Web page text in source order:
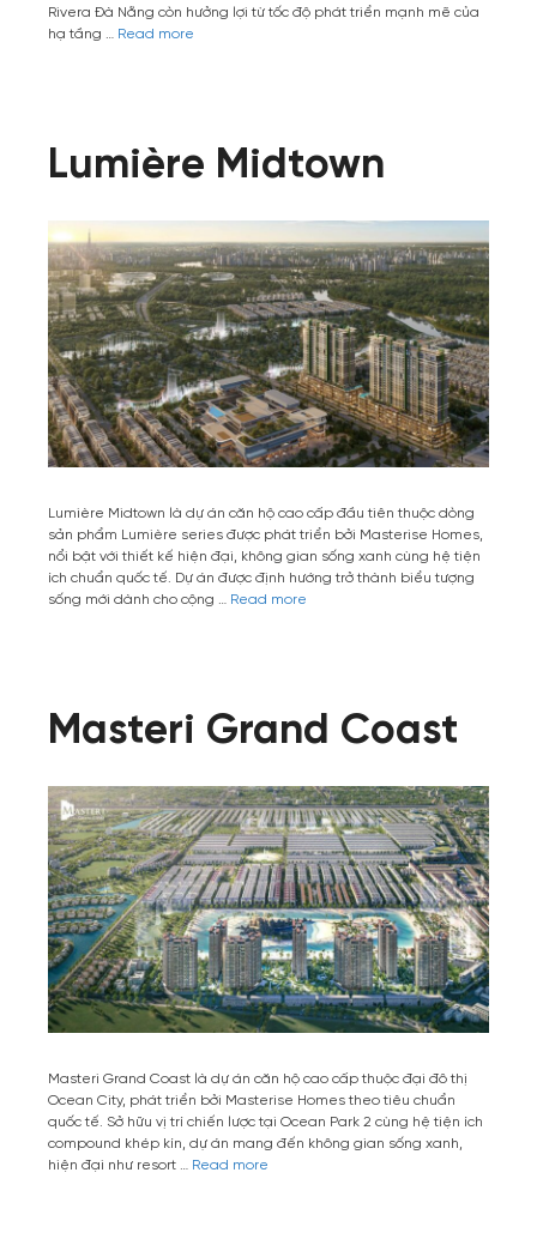
Rivera Đà Nẵng còn hưởng lợi từ tốc độ phát triển mạnh mẽ của
hạ tầng … Read more
Lumière Midtown
Lumière Midtown là dự án căn hộ cao cấp đầu tiên thuộc dòng
sản phẩm Lumière series được phát triển bởi Masterise Homes,
nổi bật với thiết kế hiện đại, không gian sống xanh cùng hệ tiện
ích chuẩn quốc tế. Dự án được định hướng trở thành biểu tượng
sống mới dành cho cộng … Read more
Masteri Grand Coast
Masteri Grand Coast là dự án căn hộ cao cấp thuộc đại đô thị
Ocean City, phát triển bởi Masterise Homes theo tiêu chuẩn
quốc tế. Sở hữu vị trí chiến lược tại Ocean Park 2 cùng hệ tiện ích
compound khép kín, dự án mang đến không gian sống xanh,
hiện đại như resort … Read more